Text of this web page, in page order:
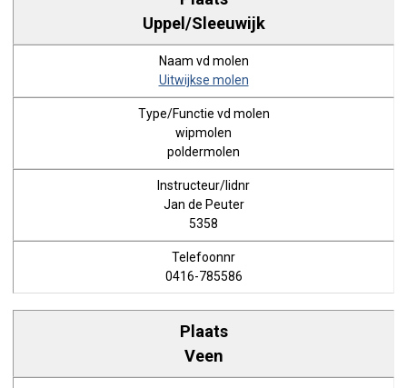
Uppel/Sleeuwijk
Uitwijkse molen
wipmolen
poldermolen
Jan de Peuter
5358
0416-785586
Veen